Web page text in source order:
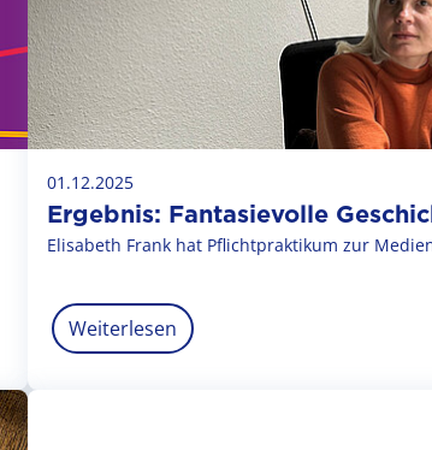
01.12.2025
Ergebnis: Fantasievolle
Elisabeth Frank hat Pflichtpraktikum zur
Weiterlesen